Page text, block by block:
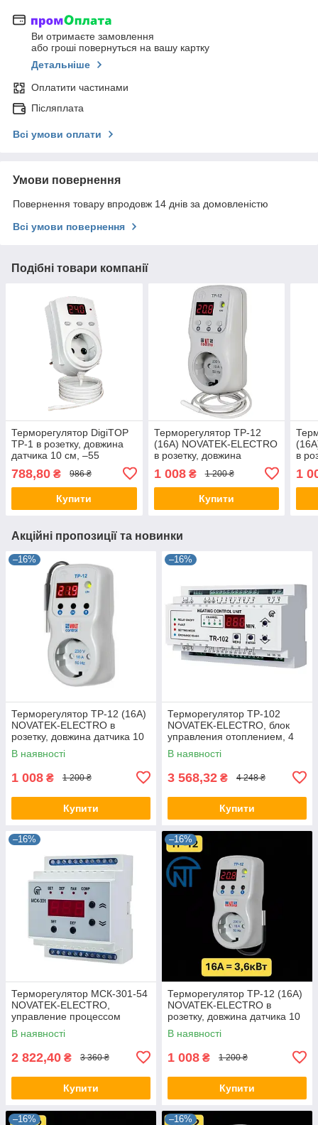
Ви отримаєте замовлення
або гроші повернуться на вашу картку
Детальніше
Оплатити частинами
Післяплата
Всі умови оплати
Умови повернення
Повернення товару впродовж 14 днів за домовленістю
Всі умови повернення
Подібні товари компанії
Терморегулятор DigiTOP
ТР-1 в розетку, довжина
датчика 10 см, –55
°C...+125 °C, крок: 0,1 °C,
термостат, датчик
788,80 ₴ 986 ₴
Купити
Терморегулятор ТР-12
(16А) NOVATEK-ELECTRO
в розетку, довжина
знизу
1 008₴ 1 200 ₴
Купити
в
1
Акційні пропозиції та новинки
–16%
Терморегулятор ТР-12 (16А)
NOVATEK-ELECTRO в
розетку, довжина датчика 10
см вихід зверху
В наявності
1 008 ₴ 1 200 ₴
Купити
–16%
Терморегулятор ТР-102
NOVATEK-ELECTRO, блок
управления отоплением, 4
зоны, биметаллический
датчик
В наявності
3 568,32 ₴ 4 248 ₴
Купити
–16%
Терморегулятор МСК-301-54
NOVATEK-ELECTRO,
управление процессом
сохранения и дозревания
фруктов
В наявності
2 822,40 ₴ 3 360 ₴
Купити
–16%
Терморегулятор ТР-12 (16А)
NOVATEK-ELECTRO в
розетку, довжина датчика 10
см вихід знизу, розетковий.
В наявності
1 008 ₴ 1 200 ₴
Купити
–16% –16%